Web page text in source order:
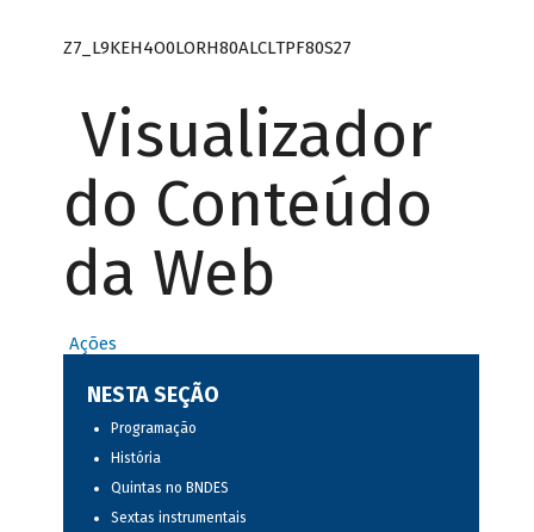
Z7_L9KEH4O0LORH80ALCLTPF80S27
Visualizador
do Conteúdo
da Web
Ações
NESTA SEÇÃO
Programação
História
Quintas no BNDES
Sextas instrumentais